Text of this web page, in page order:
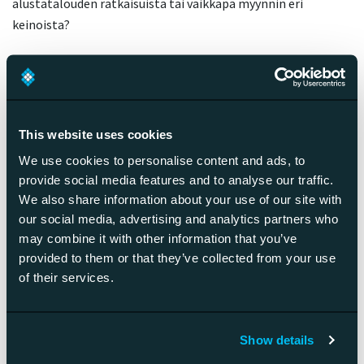
This website uses cookies
We use cookies to personalise content and ads, to
provide social media features and to analyse our traffic.
We also share information about your use of our site with
our social media, advertising and analytics partners who
may combine it with other information that you’ve
provided to them or that they’ve collected from your use
of their services.
Show details
alustatalouden ratkaisuista tai vaikkapa myynnin eri
keinoista?
Omannäköisen uran luominen
vaatii aktiivisuutta ja oma-
aloitteisuutta
Kukaan ei kerro sinulle, mistä oma urapolku löytyy, vaan sen
eteen on tehtävä itse töitä. On täysin harhaluulo, että vain
isoissa yrityksissä voisi luoda itselleen menestyksekkään ja
nousujohteisen uran. Myös pienemmissä yrityksissä
urapolustasi voidaan rakentaa mielekäs ja vastuullinen.
yrityksissä.
Kun pyrkii haastamaan itseään jokapäiväisessä arjessa,